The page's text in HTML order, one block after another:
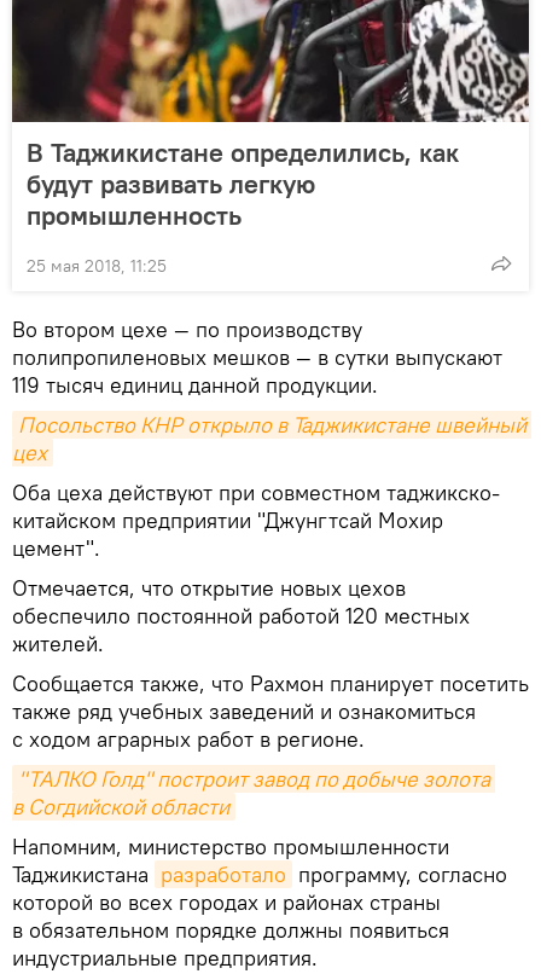
В Таджикистане определились, как
будут развивать легкую
промышленность
25 мая 2018, 11:25
Во втором цехе — по производству
полипропиленовых мешков — в сутки выпускают
119 тысяч единиц данной продукции.
Посольство КНР открыло в Таджикистане швейный
цех
Оба цеха действуют при совместном таджикско-
китайском предприятии "Джунгтсай Мохир
цемент".
Отмечается, что открытие новых цехов
обеспечило постоянной работой 120 местных
жителей.
Сообщается также, что Рахмон планирует посетить
также ряд учебных заведений и ознакомиться
с ходом аграрных работ в регионе.
"ТАЛКО Голд" построит завод по добыче золота
в Согдийской области
Напомним, министерство промышленности
Таджикистана разработало программу, согласно
которой во всех городах и районах страны
в обязательном порядке должны появиться
индустриальные предприятия.